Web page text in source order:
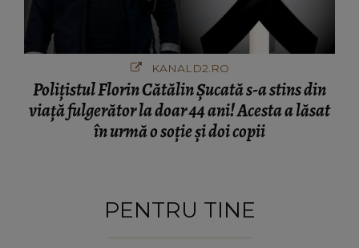
KANALD2.RO
Polițistul Florin Cătălin Șucată s-a stins din
viață fulgerător la doar 44 ani! Acesta a lăsat
în urmă o soție și doi copii
PENTRU TINE